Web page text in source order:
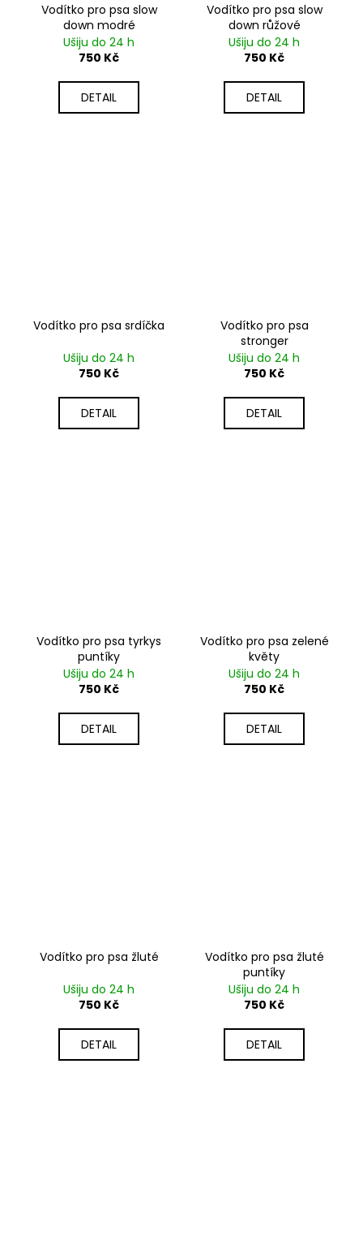
Vodítko pro psa slow
down modré
Ušiju do 24 h
750 Kč
DETAIL
Vodítko pro psa slow
down růžové
Ušiju do 24 h
750 Kč
DETAIL
Vodítko pro psa srdíčka
Ušiju do 24 h
750 Kč
DETAIL
Vodítko pro psa
stronger
Ušiju do 24 h
750 Kč
DETAIL
Vodítko pro psa tyrkys
puntíky
Ušiju do 24 h
750 Kč
DETAIL
Vodítko pro psa zelené
květy
Ušiju do 24 h
750 Kč
DETAIL
Vodítko pro psa žluté
Ušiju do 24 h
750 Kč
DETAIL
Vodítko pro psa žluté
puntíky
Ušiju do 24 h
750 Kč
DETAIL